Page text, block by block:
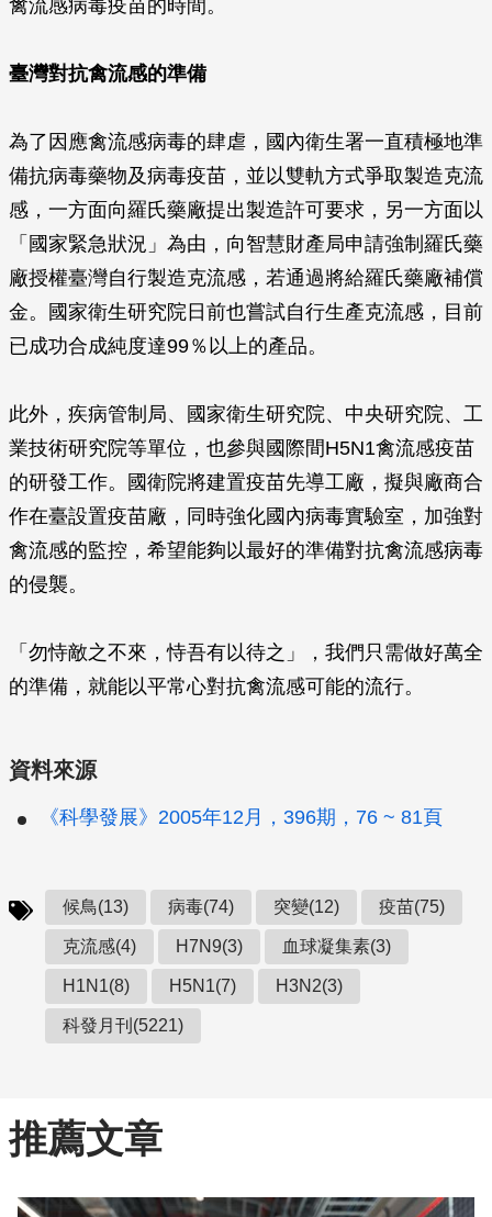
禽流感病毒疫苗的時間。
臺灣對抗禽流感的準備
為了因應禽流感病毒的肆虐，國內衛生署一直積極地準
備抗病毒藥物及病毒疫苗，並以雙軌方式爭取製造克流
感，一方面向羅氏藥廠提出製造許可要求，另一方面以
「國家緊急狀況」為由，向智慧財產局申請強制羅氏藥
廠授權臺灣自行製造克流感，若通過將給羅氏藥廠補償
金。國家衛生研究院日前也嘗試自行生產克流感，目前
已成功合成純度達99％以上的產品。
此外，疾病管制局、國家衛生研究院、中央研究院、工
業技術研究院等單位，也參與國際間H5N1禽流感疫苗
的研發工作。國衛院將建置疫苗先導工廠，擬與廠商合
作在臺設置疫苗廠，同時強化國內病毒實驗室，加強對
禽流感的監控，希望能夠以最好的準備對抗禽流感病毒
的侵襲。
「勿恃敵之不來，恃吾有以待之」，我們只需做好萬全
的準備，就能以平常心對抗禽流感可能的流行。
資料來源
《科學發展》2005年12月，396期，76 ~ 81頁
候鳥(13) 病毒(74) 突變(12) 疫苗(75)
克流感(4) H7N9(3) 血球凝集素(3)
H1N1(8) H5N1(7) H3N2(3)
科發月刊(5221)
推薦文章